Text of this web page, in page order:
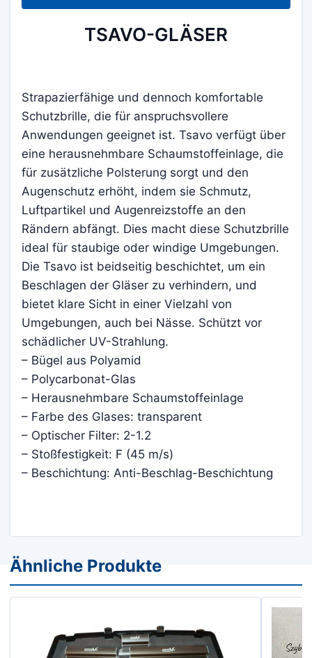
TSAVO-GLÄSER
Strapazierfähige und dennoch komfortable
Schutzbrille, die für anspruchsvollere
Anwendungen geeignet ist. Tsavo verfügt über
eine herausnehmbare Schaumstoffeinlage, die
für zusätzliche Polsterung sorgt und den
Augenschutz erhöht, indem sie Schmutz,
Luftpartikel und Augenreizstoffe an den
Rändern abfängt. Dies macht diese Schutzbrille
ideal für staubige oder windige Umgebungen.
Die Tsavo ist beidseitig beschichtet, um ein
Beschlagen der Gläser zu verhindern, und
bietet klare Sicht in einer Vielzahl von
Umgebungen, auch bei Nässe. Schützt vor
schädlicher UV-Strahlung.
– Bügel aus Polyamid
– Polycarbonat-Glas
– Herausnehmbare Schaumstoffeinlage
– Farbe des Glases: transparent
– Optischer Filter: 2-1.2
– Stoßfestigkeit: F (45 m/s)
– Beschichtung: Anti-Beschlag-Beschichtung
Ähnliche Produkte